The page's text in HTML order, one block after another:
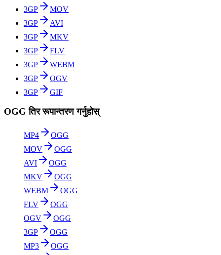
3GP
MOV
3GP
AVI
3GP
MKV
3GP
FLV
3GP
WEBM
3GP
OGV
3GP
GIF
OGG तिर रूपान्तरण गर्नुहोस्
MP4
OGG
MOV
OGG
AVI
OGG
MKV
OGG
WEBM
OGG
FLV
OGG
OGV
OGG
3GP
OGG
MP3
OGG